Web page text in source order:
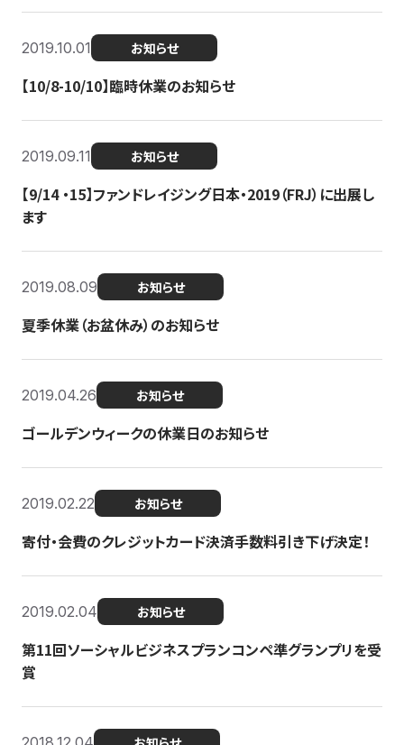
2019.10.01 お知らせ
【10/8-10/10】臨時休業のお知らせ
2019.09.11 お知らせ
【9/14 ・15】ファンドレイジング日本・2019（FRJ）に出展し
ます
2019.08.09 お知らせ
夏季休業（お盆休み）のお知らせ
2019.04.26 お知らせ
ゴールデンウィークの休業日のお知らせ
2019.02.22 お知らせ
寄付・会費のクレジットカード決済手数料引き下げ決定！
2019.02.04 お知らせ
第11回ソーシャルビジネスプランコンペ準グランプリを受
賞